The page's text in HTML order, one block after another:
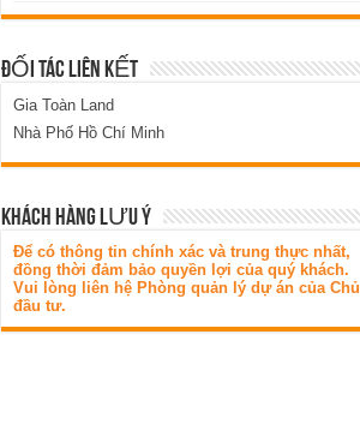
ĐỐI TÁC LIÊN KẾT
Gia Toàn Land
Nhà Phố Hồ Chí Minh
KHÁCH HÀNG LƯU Ý
Để có thông tin chính xác và trung thực nhất,
đồng thời đảm bảo quyền lợi của quý khách.
Vui lòng liên hệ Phòng quản lý dự án của Chủ
đầu tư.